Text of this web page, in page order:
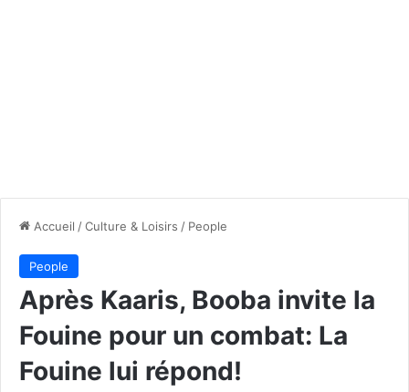
Accueil /Culture & Loisirs / People
People
Après Kaaris, Booba invite la
Fouine pour un combat: La
Fouine lui répond!